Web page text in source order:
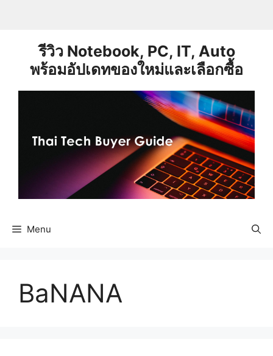
รีวิว Notebook, PC, IT, Auto
พร้อมอัปเดทของใหม่และเลือกซื้อ
Menu
BaNANA